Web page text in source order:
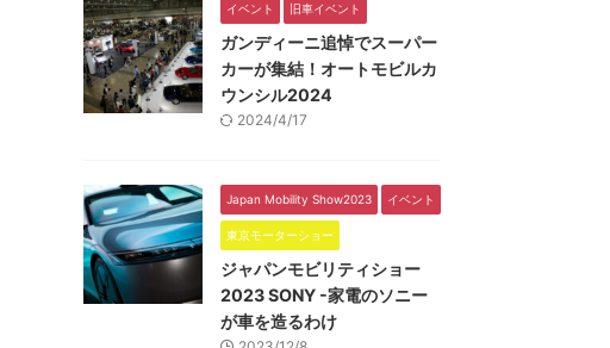
イベント 旧車イベント
ガンディーニ追悼でスーパー
カーが集結！オートモビルカ
ウンシル2024
2024/4/17
Japan Mobility Show2023 イベント
東京モーターショー
ジャパンモビリティショー
2023 SONY -家電のソニー
が車を造るわけ